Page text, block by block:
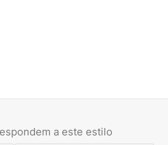
a este estilo